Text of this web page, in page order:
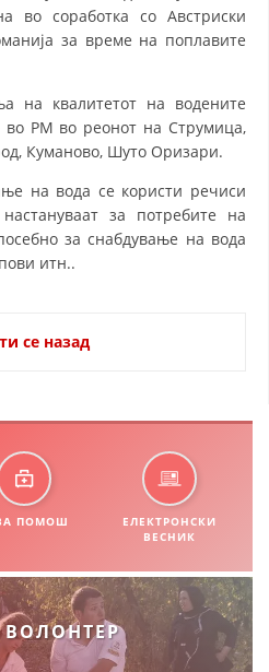
во соработка со Австриски
за време на поплавите
на квалитетот на водените
во РМ во реонот на Струмица,
Куманово, Шуто Оризари.
на вода се користи речиси
за потребите на
за снабдување на вода
итн..
се назад
ПОМОШ
ЕЛЕКТРОНСКИ
ВЕСНИК
ВОЛОНТЕР